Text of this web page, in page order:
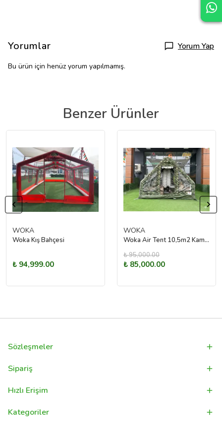
Yorumlar Yorum Yap
Bu ürün için henüz yorum yapılmamış.
Benzer Ürünler
WOKA
Woka Kış Bahçesi
₺ 94,999.00
WOKA
Woka Air Tent 10,5m2 Kamuflaj Şişme Kamp Çadırı
₺ 95,000.00
₺ 85,000.00
Sözleşmeler
Sipariş
Hızlı Erişim
Kategoriler